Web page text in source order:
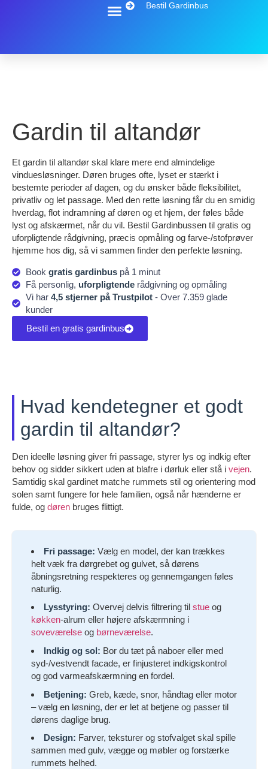
Bestil Gardinbus
Gardin til altandør
Et gardin til altandør skal klare mere end almindelige
vinduesløsninger. Døren bruges ofte, lyset er stærkt i
bestemte perioder af dagen, og du ønsker både fleksibilitet,
privatliv og let passage. Med den rette løsning får du en smidig
hverdag, flot indramning af døren og et hjem, der føles både
lyst og afskærmet, når du vil. Bestil Gardinbussen til gratis og
uforpligtende rådgivning, præcis opmåling og farve-/stofprøver
hjemme hos dig, så vi sammen finder den perfekte løsning.
Book gratis gardinbuspå 1 minut
Få personlig, uforpligtenderådgivning og opmåling
Vi har 4,5 stjerner på Trustpilot- Over 7.359 glade
kunder
Bestil en gratis gardinbus
Hvad kendetegner et godt
gardin til altandør?
Den ideelle løsning giver fri passage, styrer lys og indkig efter
behov og sidder sikkert uden at blafre i dørluk eller stå i vejen.
Samtidig skal gardinet matche rummets stil og orientering mod
solen samt fungere for hele familien, også når hænderne er
fulde, og døren bruges flittigt.
Fri passage: Vælg en model, der kan trækkes
helt væk fra dørgrebet og gulvet, så dørens
åbningsretning respekteres og gennemgangen føles
naturlig.
Lysstyring: Overvej delvis filtrering til stue og
køkken-alrum eller højere afskærmning i
soveværelse og børneværelse.
Indkig og sol: Bor du tæt på naboer eller med
syd-/vestvendt facade, er finjusteret indkigskontrol
og god varmeafskærmning en fordel.
Betjening: Greb, kæde, snor, håndtag eller motor
– vælg en løsning, der er let at betjene og passer til
dørens daglige brug.
Design: Farver, teksturer og stofvalget skal spille
sammen med gulv, vægge og møbler og forstærke
rummets helhed.